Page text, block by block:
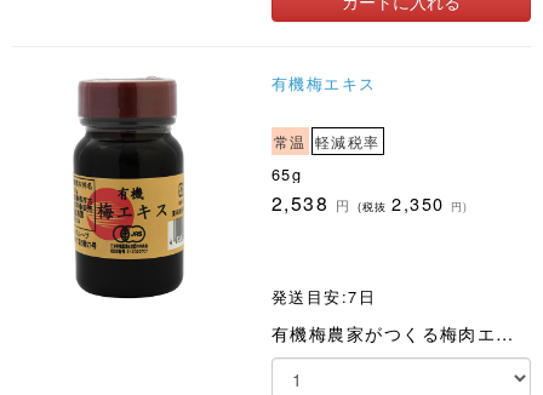
有機梅エキス
常温 軽減税率
65g
2,538 円 (税抜2,350 円)
発送目安:7日
有機梅農家がつくる梅肉エキス